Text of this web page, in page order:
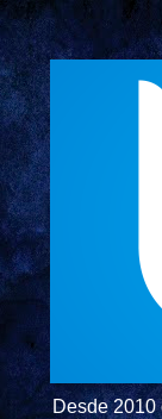
Desde 2010